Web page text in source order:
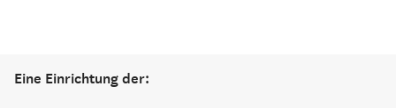
Eine Einrichtung der: